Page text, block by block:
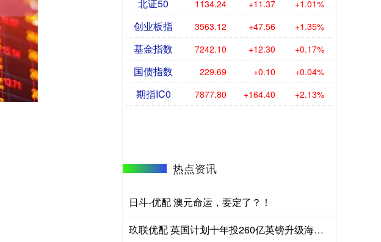
北证50 1134.24 +11.37 +1.01%
创业板指 3563.12 +47.56 +1.35%
基金指数 7242.10 +12.30 +0.17%
国债指数 229.69 +0.10 +0.04%
期指IC0 7877.80 +164.40 +2.13%
热点资讯
日斗-优配 澳元命运，要定了？！
玖联优配 英国计划十年投260亿英镑升级海军基地